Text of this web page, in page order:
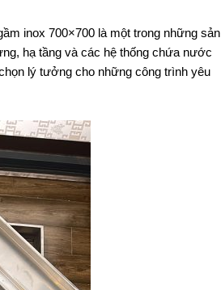
inox 700×700 là một trong những sản
hạ tầng và các hệ thống chứa nước
lý tưởng cho những công trình yêu